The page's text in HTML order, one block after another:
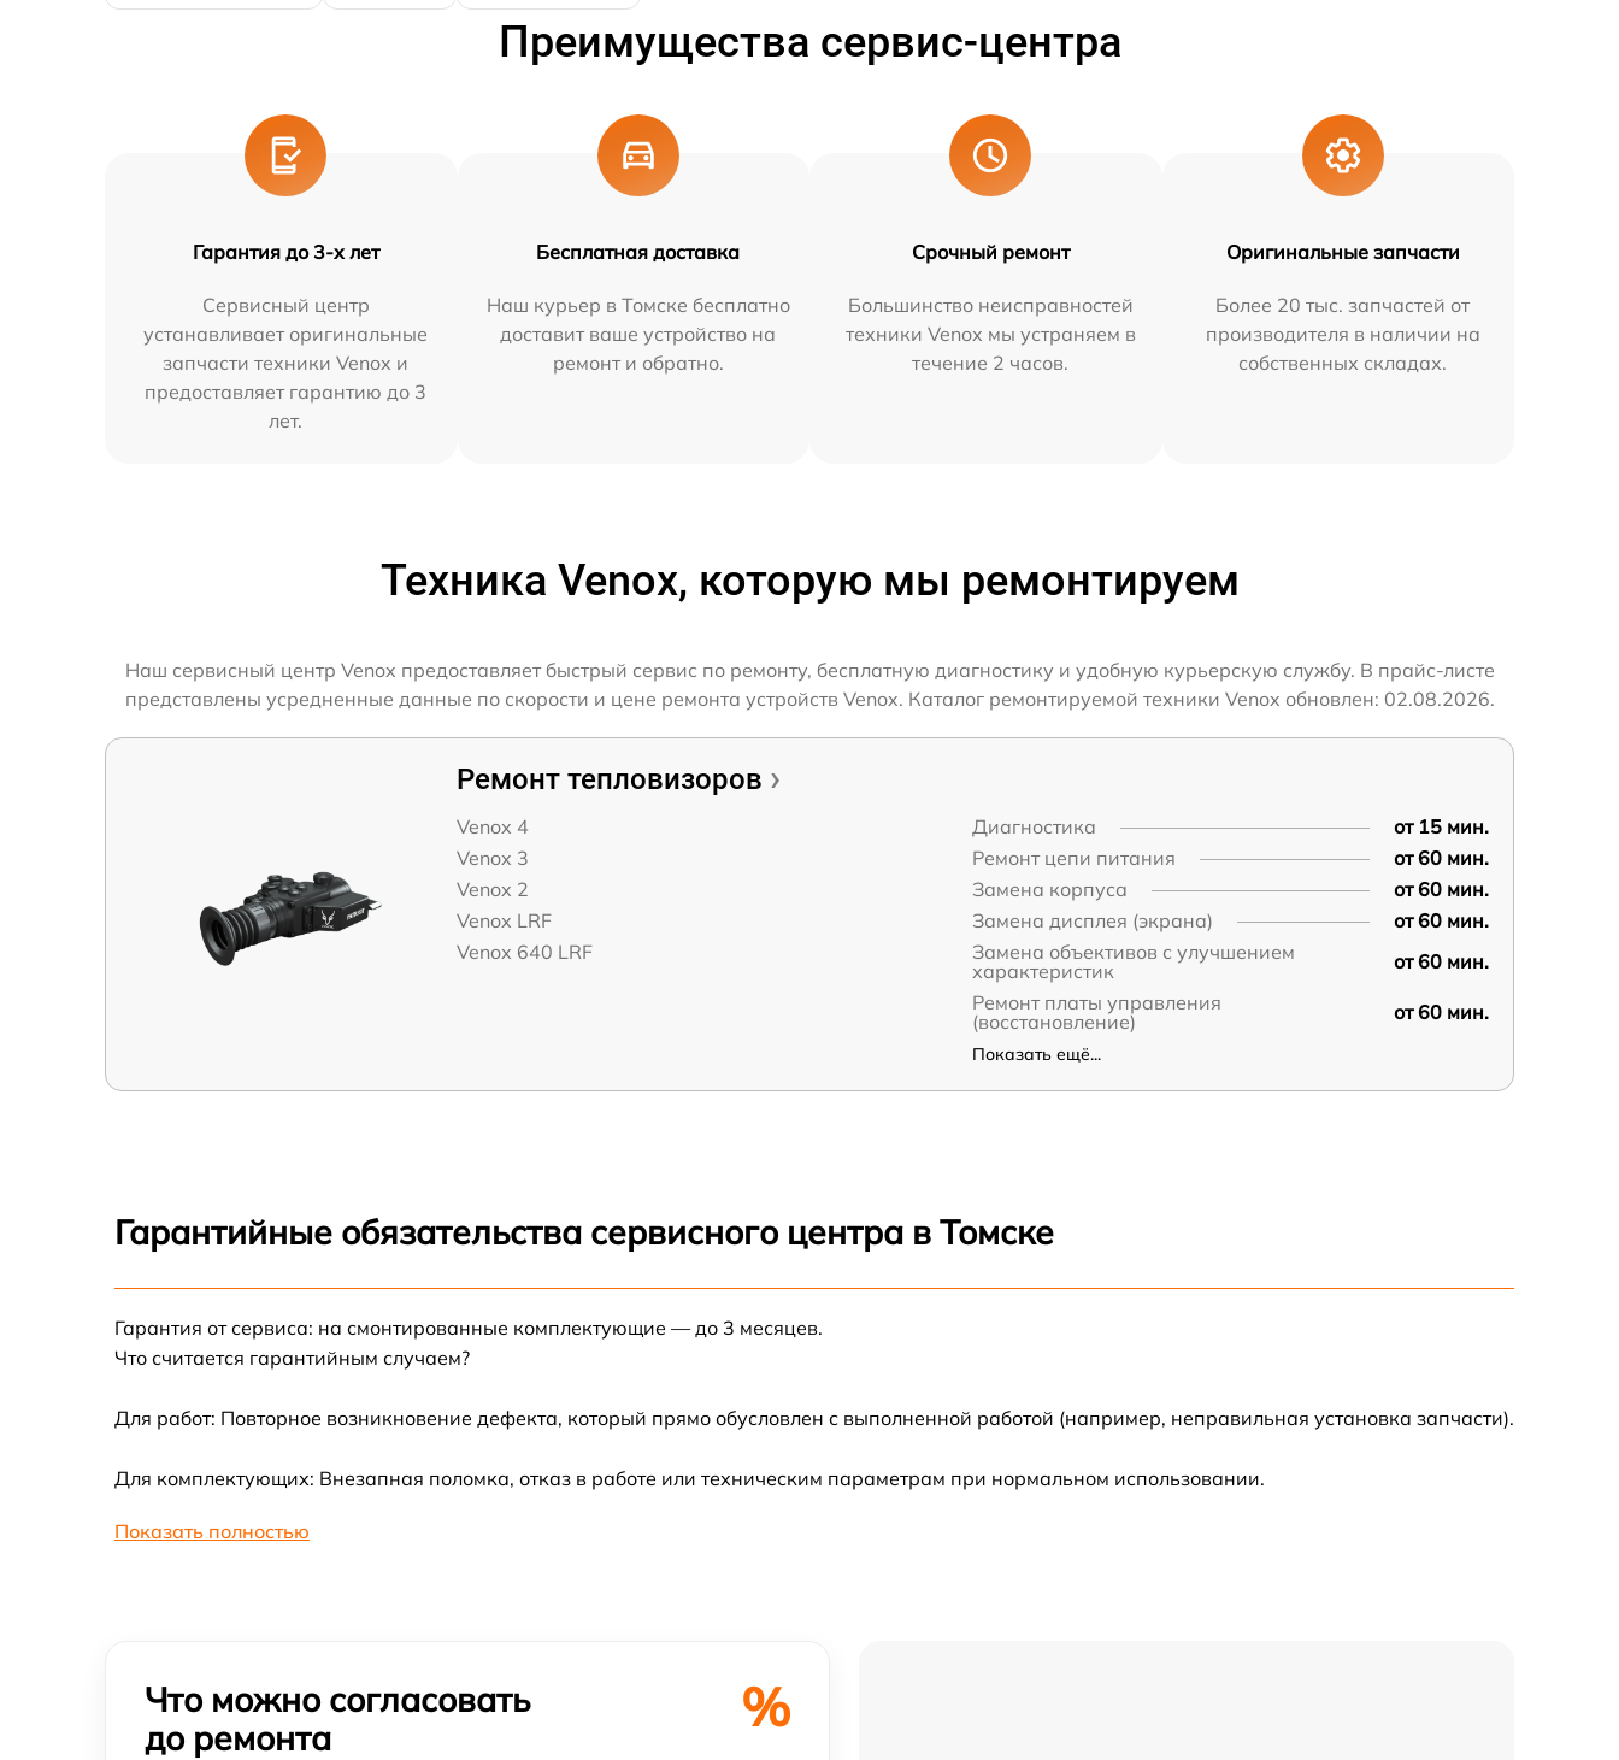
Преимущества сервис-центра
Гарантия до 3-х лет
Сервисный центр
устанавливает оригинальные
запчасти техники Venox и
предоставляет гарантию до 3
лет.
Бесплатная доставка
Наш курьер в Томске бесплатно
доставит ваше устройство на
ремонт и обратно.
Срочный ремонт
Большинство неисправностей
техники Venox мы устраняем в
течение 2 часов.
Оригинальные запчасти
Более 20 тыс. запчастей от
производителя в наличии на
собственных складах.
Техника Venox, которую мы ремонтируем
Наш сервисный центр Venox предоставляет быстрый сервис по ремонту, бесплатную диагностику и удобную курьерскую службу. В прайс-листе
представлены усредненные данные по скорости и цене ремонта устройств Venox. Каталог ремонтируемой техники Venox обновлен: 02.08.2026.
Ремонт тепловизоров
Venox 4
Venox 3
Venox 2
Venox LRF
Venox 640 LRF
Диагностика
от 15 мин.
Ремонт цепи питания
от 60 мин.
Замена корпуса
от 60 мин.
Замена дисплея (экрана)
от 60 мин.
Замена объективов с улучшением
характеристик
от 60 мин.
Ремонт платы управления
(восстановление)
от 60 мин.
Показать ещё...
Гарантийные обязательства сервисного центра в Томске
Гарантия от сервиса: на смонтированные комплектующие — до 3 месяцев.
Что считается гарантийным случаем?
Для работ: Повторное возникновение дефекта, который прямо обусловлен с выполненной работой (например, неправильная установка запчасти).
Для комплектующих: Внезапная поломка, отказ в работе или техническим параметрам при нормальном использовании.
Показать полностью
Что можно согласовать
до ремонта
%